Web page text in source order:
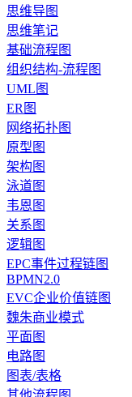
思维导图
思维笔记
基础流程图
组织结构-流程图
UML图
ER图
网络拓扑图
原型图
架构图
泳道图
韦恩图
关系图
逻辑图
EPC事件过程链图
BPMN2.0
EVC企业价值链图
魏朱商业模式
平面图
电路图
图表/表格